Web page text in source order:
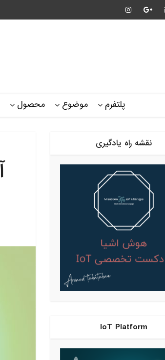
پلتفرم موضوع محصول
نقشه راه یادگیری
IoT Platform